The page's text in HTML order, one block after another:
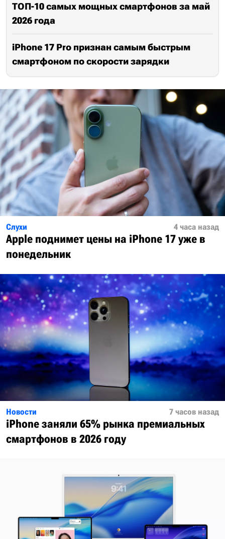
ТОП-10 самых мощных смартфонов за май
2026 года
iPhone 17 Pro признан самым быстрым
смартфоном по скорости зарядки
Слухи 4 часа назад
Apple поднимет цены на iPhone 17 уже в
понедельник
Новости 7 часов назад
iPhone заняли 65% рынка премиальных
смартфонов в 2026 году